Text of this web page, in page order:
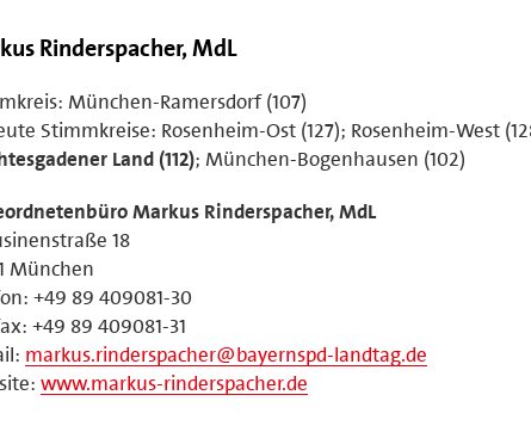
Rinderspacher, MdL
München-Ramersdorf (107)
Stimmkreise: Rosenheim-Ost (127); Rosenheim-West
Land (112); München-Bogenhausen (102)
Markus Rinderspacher, MdL
18
München
+49 89 409081-30
+49 89 409081-31
markus.rinderspacher@bayernspd-landtag.de
www.markus-rinderspacher.de